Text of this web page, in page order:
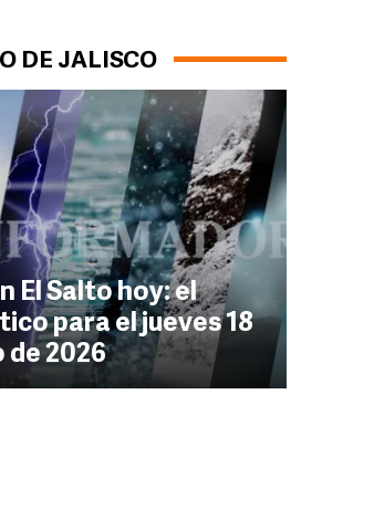
DE JALISCO
El Salto hoy: el
para el jueves 18
de 2026